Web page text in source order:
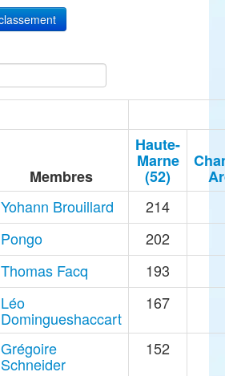
Membres
Haute-
Marne
(52)
Yohann Brouillard
214
Pongo
202
Thomas Facq
193
Léo
Domingueshaccart
167
Grégoire
Schneider
152